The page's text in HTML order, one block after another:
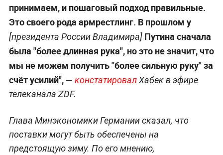
принимаем, и пошаговый подход правильные.
Это своего рода армрестлинг. В прошлом у
[президента России Владимира]Путина сначала
была "более длинная рука", но это не значит, что
мы не можем получить "более сильную руку" за
счёт усилий", — констатировалХабек в эфире
телеканала ZDF.
Глава Минэкономики Германии сказал, что
поставки могут быть обеспечены на
предстоящую зиму. По его мнению,